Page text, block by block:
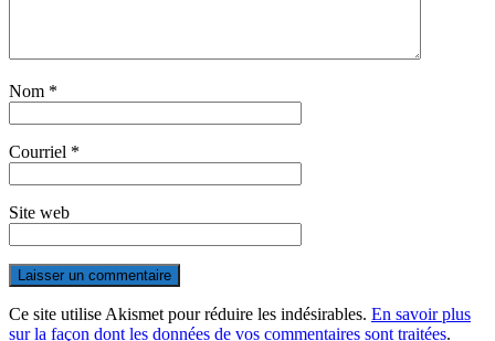
Nom *
Courriel *
Site web
Ce site utilise Akismet pour réduire les indésirables. En savoir plus
sur la façon dont les données de vos commentaires sont traitées.